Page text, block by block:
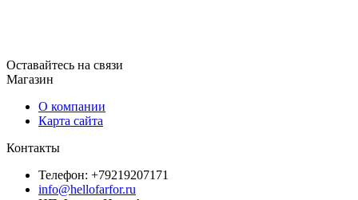
Оставайтесь на связи
Магазин
О компании
Карта сайта
Контакты
Телефон: +79219207171
info@hellofarfor.ru